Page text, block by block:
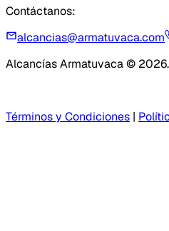
Contáctanos:
alcancias@armatuvaca.com
Alcancías Armatuvaca ©
Términos y Condiciones |